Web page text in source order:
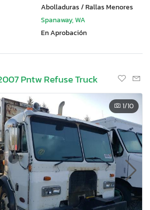
Abolladuras / Rallas Menores
Spanaway, WA
En Aprobación
Pntw Refuse Truck
1/10